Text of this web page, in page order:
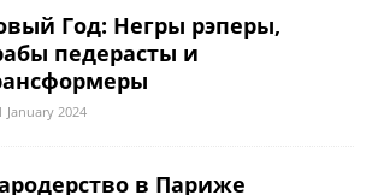
Год: Негры рэперы,
педерасты и
January 2024
в Париже